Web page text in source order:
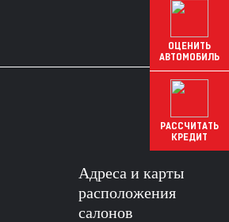
ОЦЕНИТЬ
АВТОМОБИЛЬ
РАССЧИТАТЬ
КРЕДИТ
Адреса и карты
расположения
салонов